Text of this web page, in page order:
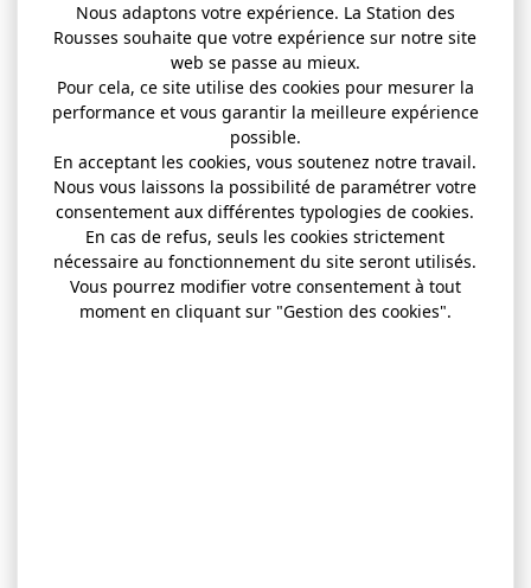
Nous adaptons votre expérience. La Station des
Rousses souhaite que votre expérience sur notre site
web se passe au mieux.
Pour cela, ce site utilise des cookies pour mesurer la
performance et vous garantir la meilleure expérience
possible.
En acceptant les cookies, vous soutenez notre travail.
Nous vous laissons la possibilité de paramétrer votre
consentement aux différentes typologies de cookies.
En cas de refus, seuls les cookies strictement
nécessaire au fonctionnement du site seront utilisés.
Vous pourrez modifier votre consentement à tout
moment en cliquant sur "Gestion des cookies".